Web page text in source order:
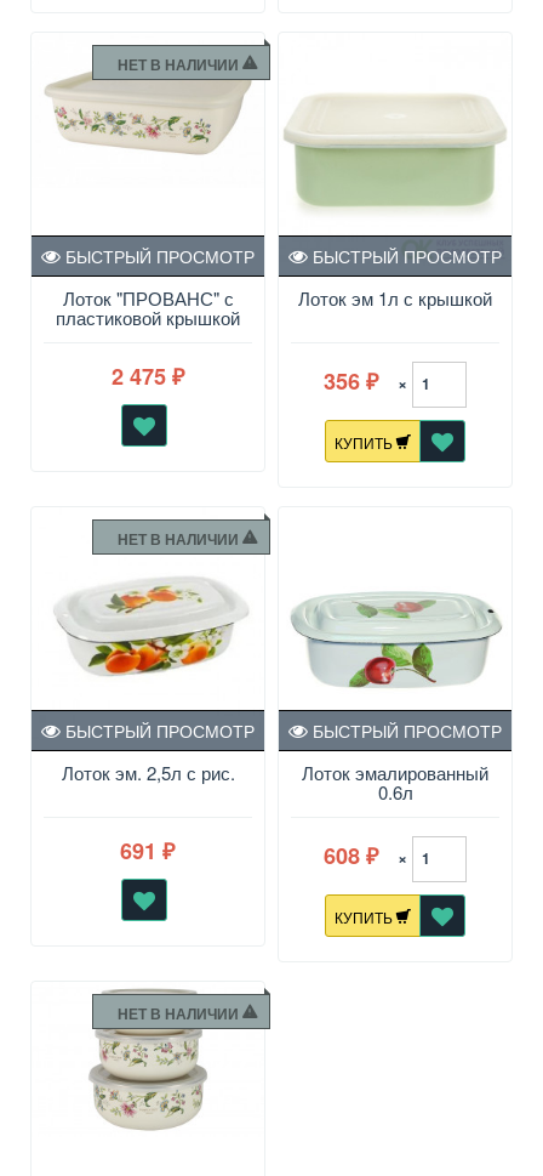
НЕТ В НАЛИЧИИ
Лоток "ПРОВАНС" с
пластиковой крышкой
БЫСТРЫЙ ПРОСМОТР
2 475 ₽
Лоток эм 1л с крышкой
БЫСТРЫЙ ПРОСМОТР
356 ₽ ×
КУПИТЬ
НЕТ В НАЛИЧИИ
Лоток эм. 2,5л с рис.
БЫСТРЫЙ ПРОСМОТР
691 ₽
Лоток эмалированный
0.6л
БЫСТРЫЙ ПРОСМОТР
608 ₽ ×
КУПИТЬ
НЕТ В НАЛИЧИИ